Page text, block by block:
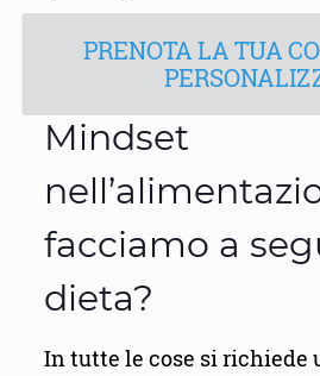
PRENOTA LA TUA
Mindset
facciamo a
dieta?
In tutte le cose si richiede